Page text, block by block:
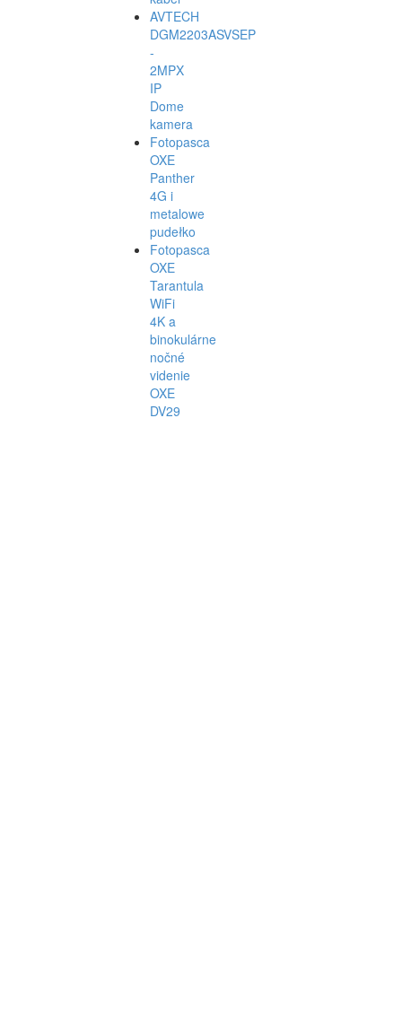
AVTECH
DGM2203ASVSEP
-
2MPX
IP
Dome
kamera
Fotopasca
OXE
Panther
4G i
metalowe
pudełko
Fotopasca
OXE
Tarantula
WiFi
4K a
binokulárne
nočné
videnie
OXE
DV29